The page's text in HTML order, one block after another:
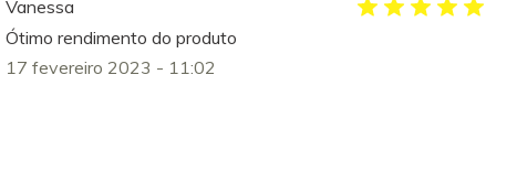
Vanessa
Ótimo rendimento do produto
17 fevereiro 2023 - 11:02